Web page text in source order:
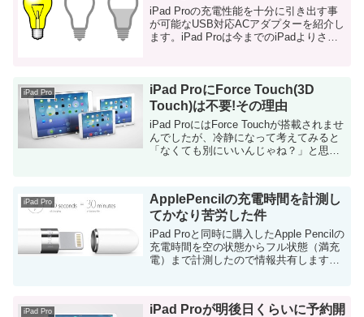
iPad Proの充電性能を十分に引き出す事
が可能なUSB対応ACアダプターを紹介し
ます。iPad Proは今までのiPadよりさら
iPad Pro
iPad ProにForce Touch(3D
Touch)は不要!その理由
iPad ProにはForce Touchが搭載されませ
んでしたが、冷静になって考えてみると
「なくても別にいいんじゃね？」と思い
載されていなかっ...
iPad Pro
ApplePencilの充電時間を計測し
てかなり苦労した件
iPad Proと同時に購入したApple Pencilの
充電時間を空の状態からフル状態（満充
電）まで計測したので情報共有します。
iPad Pro
iPad Proが明後日くらいに予約開